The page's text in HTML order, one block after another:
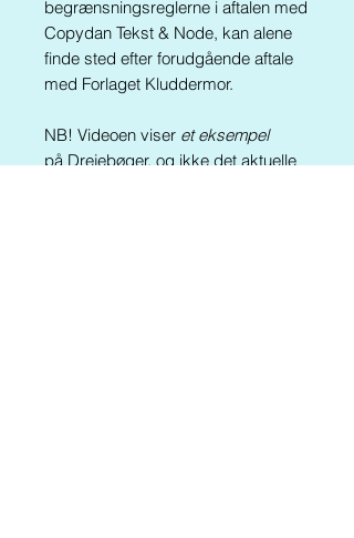
begrænsningsreglerne i aftalen med
Copydan Tekst & Node, kan alene
finde sted efter forudgående aftale
med Forlaget Kluddermor.
NB! Videoen viser et eksempel
på Drejebøger, og ikke det aktuelle